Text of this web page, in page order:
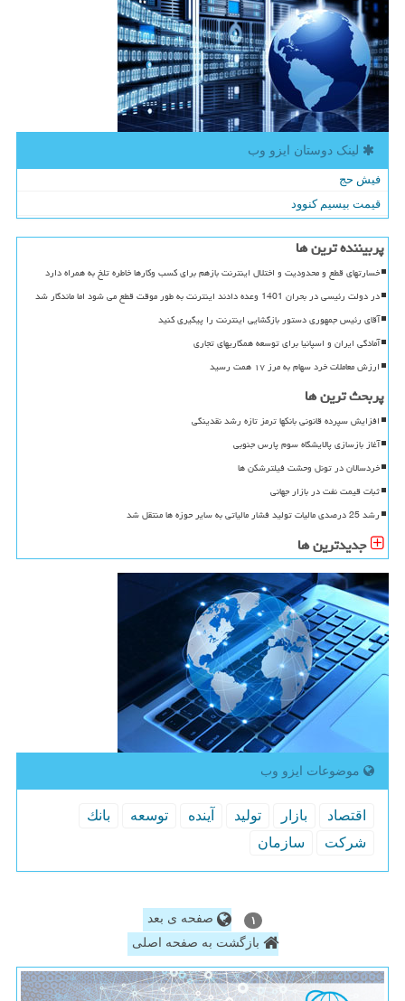
لینک دوستان ایزو وب
فیش حج
قیمت بیسیم کنوود
پربیننده ترین ها
خسارتهای قطع و محدودیت و اختلال اینترنت بازهم برای کسب وکارها خاطره تلخ به همراه دارد
در دولت رئیسی در بحران 1401 وعده دادند اینترنت به طور موقت قطع می شود اما ماندگار شد
آقای رئیس جمهوری دستور بازگشایی اینترنت را پیگیری کنید
آمادگی ایران و اسپانیا برای توسعه همکاریهای تجاری
ارزش معاملات خرد سهام به مرز ۱۷ همت رسید
پربحث ترین ها
افزایش سپرده قانونی بانکها ترمز تازه رشد نقدینگی
آغاز بازسازی پالایشگاه سوم پارس جنوبی
خردسالان در تونل وحشت فیلترشکن ها
ثبات قیمت نفت در بازار جهانی
رشد 25 درصدی مالیات تولید فشار مالیاتی به سایر حوزه ها منتقل شد
جدیدترین ها
موضوعات ایزو وب
اقتصاد بازار تولید آینده توسعه
بانك
شركت
سازمان
۱
صفحه ی بعد
بازگشت به صفحه اصلی